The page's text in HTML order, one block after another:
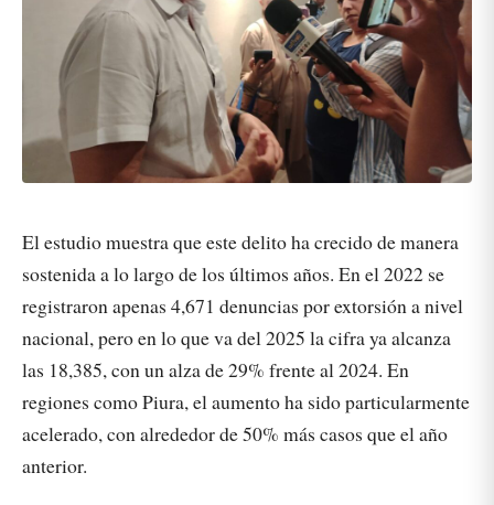
El estudio muestra que este delito ha crecido de manera
sostenida a lo largo de los últimos años. En el 2022 se
registraron apenas 4,671 denuncias por extorsión a nivel
nacional, pero en lo que va del 2025 la cifra ya alcanza
las 18,385, con un alza de 29% frente al 2024. En
regiones como Piura, el aumento ha sido particularmente
acelerado, con alrededor de 50% más casos que el año
anterior.